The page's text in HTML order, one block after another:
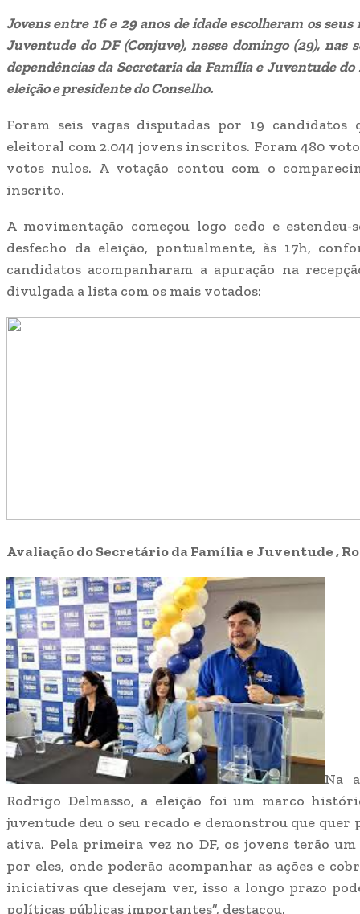
Jovens entre 16 e 29 anos de idade escolheram os
Juventude do DF (Conjuve), nesse domingo (29), nas
dependências da Secretaria da Família e Juventude do
eleição e presidente do Conselho.
Foram seis vagas disputadas por 19 candidatos
eleitoral com 2.044 jovens inscritos. Foram 480
votos nulos. A votação contou com o
inscrito.
A movimentação começou logo cedo e
desfecho da eleição, pontualmente, às 17h,
candidatos acompanharam a apuração na
divulgada a lista com os mais votados:
Avaliação do Secretário da Família e Juventude ,
Na
Rodrigo Delmasso, a eleição foi um marco
juventude deu o seu recado e demonstrou que
ativa. Pela primeira vez no DF, os jovens terão
por eles, onde poderão acompanhar as ações e
iniciativas que desejam ver, isso a longo prazo
políticas públicas importantes”, destacou.